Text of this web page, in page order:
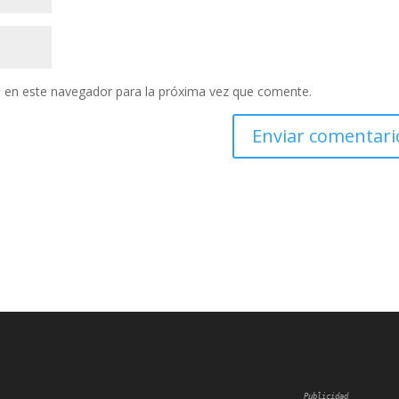
este navegador para la próxima vez que comente.
Publicidad